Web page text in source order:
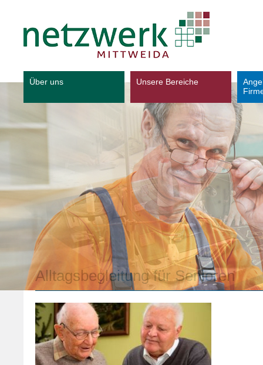
Über uns Unsere Bereiche
Alltagsbegleitung für Senioren